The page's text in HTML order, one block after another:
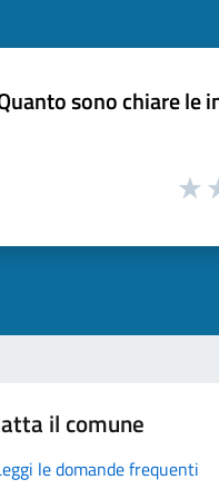
sono chiare le
il comune
le domande frequenti